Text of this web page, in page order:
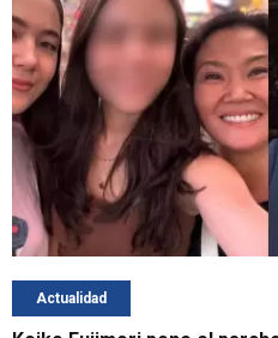
Actualidad